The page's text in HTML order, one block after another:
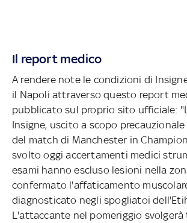
Il report medico
A rendere note le condizioni di
il Napoli attraverso questo report
pubblicato sul proprio sito ufficiale:
Insigne, uscito a scopo
del match di Manchester in
svolto oggi accertamenti medici
esami hanno escluso lesioni nella
confermato l'affaticamento
diagnosticato negli spogliatoi
L'attaccante nel pomeriggio svolgerà